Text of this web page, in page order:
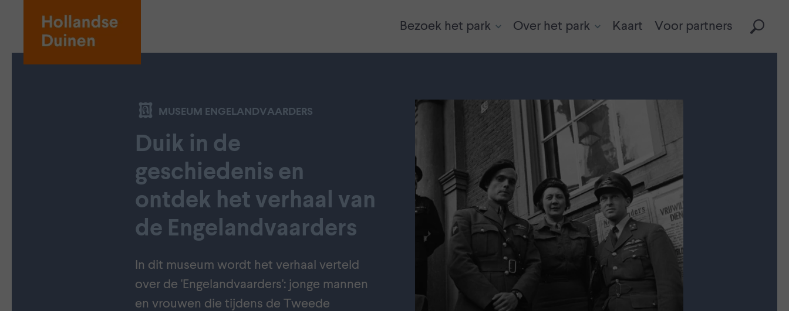
Bezoek het park Over het park Kaart Voor partners
MUSEUM ENGELANDVAARDERS
Duik in de
geschiedenis en
ontdek het verhaal van
de Engelandvaarders
In dit museum wordt het verhaal verteld
over de 'Engelandvaarders': jonge mannen
en vrouwen die tijdens de Tweede